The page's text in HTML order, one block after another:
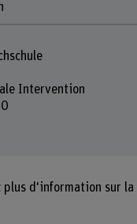
Intervention
plus d'information sur la